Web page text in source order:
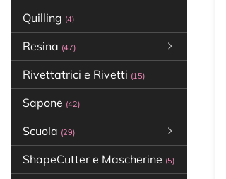
Quilling (4)
Resina (47)
Rivettatrici e Rivetti (15)
Sapone (42)
Scuola (29)
ShapeCutter e Mascherine (5)